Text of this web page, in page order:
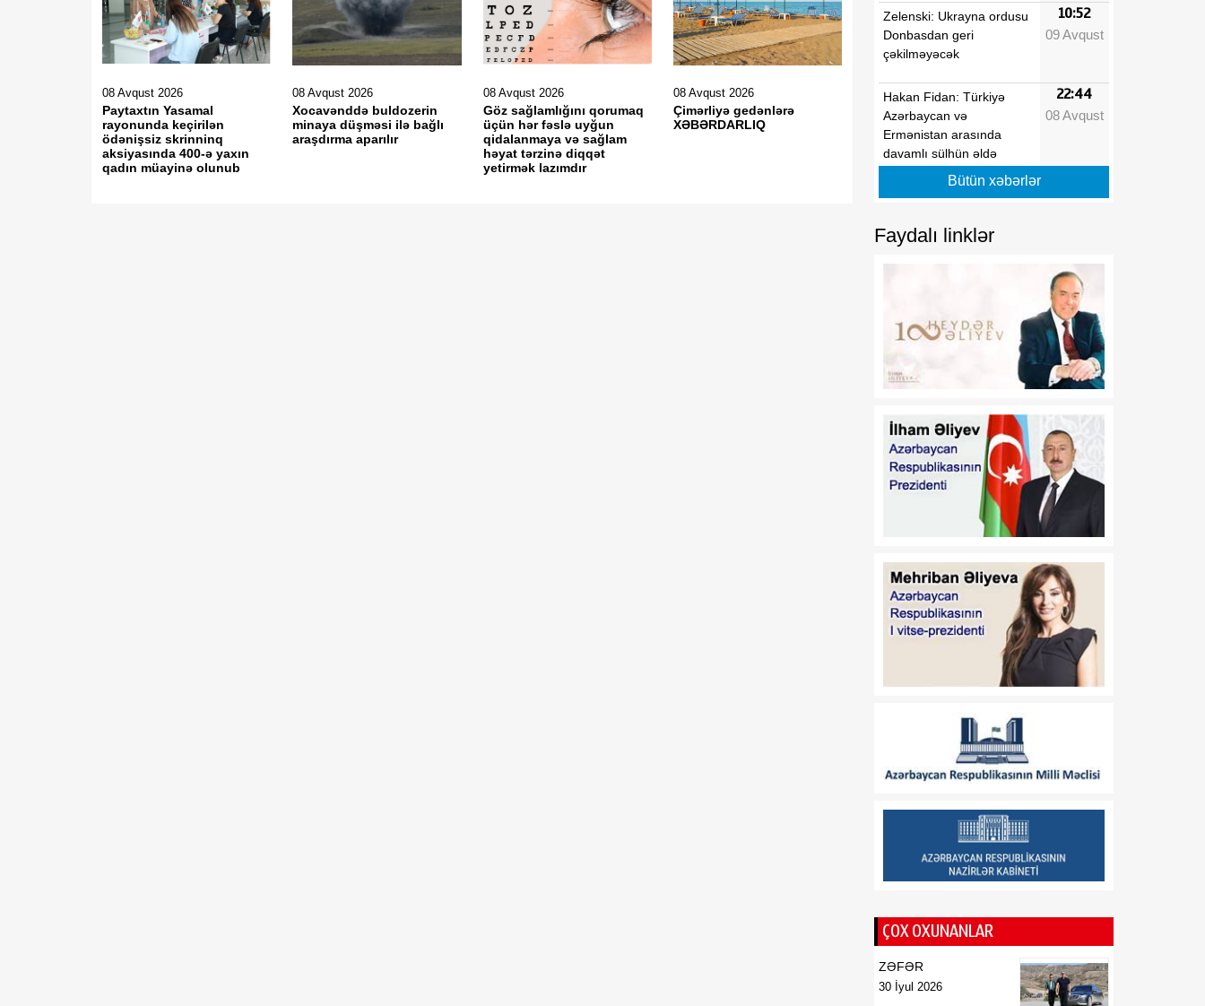
08 Avqust 2026
Paytaxtın Yasamal
rayonunda keçirilən
ödənişsiz skrinninq
aksiyasında 400-ə yaxın
qadın müayinə olunub
08 Avqust 2026
Xocavənddə buldozerin
minaya düşməsi ilə bağlı
araşdırma aparılır
08 Avqust 2026
Göz sağlamlığını qorumaq
üçün hər fəslə uyğun
qidalanmaya və sağlam
həyat tərzinə diqqət
yetirmək lazımdır
08 Avqust 2026
Çimərliyə gedənlərə
XƏBƏRDARLIQ
Zelenski: Ukrayna ordusu
Donbasdan geri
çəkilməyəcək
10:52
09 Avqust
Hakan Fidan: Türkiyə
Azərbaycan və
Ermənistan arasında
davamlı sülhün əldə
edilməsi səylərini
22:44
08 Avqust
Bakıdan Limaya uzanan
MDU və Azərbaycan
Texniki Universiteti birgə
kadr hazırlığına başlayır
22:00
08 Avqust
Paytaxtın Yasamal
rayonunda keçirilən
ödənişsiz skrinninq
aksiyasında 400-ə yaxın
qadın müayinə olunub
08 Avqust
Xocavənddə buldozerin
araşdırma aparılır
Prezident İlham Əliyev
Vaşinqton Zirvə
Görüşünün ildönümü
Prezidentinə məktub
21:15
08 Avqust
Vaşinqton görüşü
regionda inkişaf və
08 Avqust
Vaşinqton Bəyannaməsi –
işləyən sülh modeli
Bütün xəbərlər
Faydalı linklər
ÇOX OXUNANLAR
ZƏFƏR
30 İyul 2026